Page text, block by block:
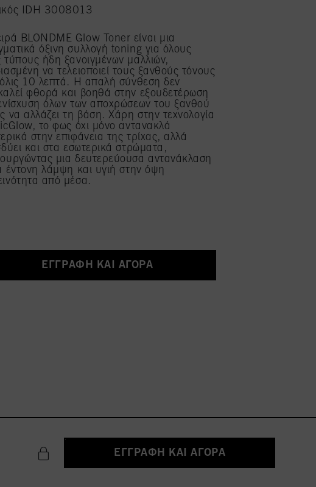
IDH 3008013
BLONDME Glow Toner είναι μια
όξινη συλλογή toning για όλους
τύπους ήδη ξανοιγμένων μαλλιών,
να τελειοποιεί τους ξανθούς τόνους
10 λεπτά. Η απαλή σύνθεση δεν
φθορά και βοηθά στην εξουδετέρωση
όλων των αποχρώσεων του ξανθού
να αλλάζει τη βάση. Χάρη στην τεχνολογία
το φως όχι μόνο αντανακλά
στην επιφάνεια της τρίχας, αλλά
και στα εσωτερικά στρώματα,
μια δευτερεύουσα αντανάκλαση
έντονη λάμψη και υγιή στην όψη
από μέσα.
ΕΓΓΡΑΦΉ ΚΑΙ ΑΓΟΡΆ
ΕΓΓΡΑΦΉ ΚΑΙ ΑΓΟΡΆ